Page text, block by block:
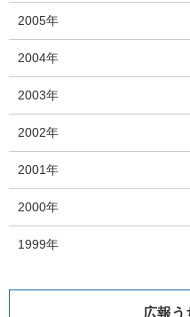
2005年
2004年
2003年
2002年
2001年
2000年
1999年
広報う